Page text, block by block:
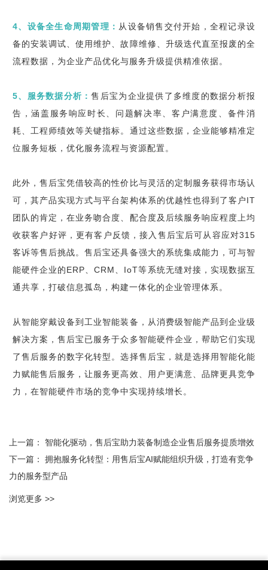
4、设备全生命周期管理： 从设备销售交付开始，全程记录设
备的安装调试、使用维护、故障维修、升级迭代直至报废的全
流程数据，为企业产品优化与服务升级提供精准依据。
5、服务数据分析：售后宝为企业提供了多维度的数据分析报
告，涵盖服务响应时长、问题解决率、客户满意度、备件消
耗、工程师绩效等关键指标。通过这些数据，企业能够精准定
位服务短板，优化服务流程与资源配置。
此外，售后宝凭借较高的性价比与灵活的定制服务获得市场认
可，其产品实现方式与平台架构体系的优越性也得到了客户IT
团队的肯定，在业务吻合度、配合度及后续服务响应程度上均
收获客户好评，更有客户反馈，接入售后宝后可从容应对315
客诉等售后挑战。售后宝还具备强大的系统集成能力，可与智
能硬件企业的ERP、CRM、IoT等系统无缝对接，实现数据互
通共享，打破信息孤岛，构建一体化的企业管理体系。
从智能穿戴设备到工业智能装备，从消费级智能产品到企业级
解决方案，售后宝已服务于众多智能硬件企业，帮助它们实现
了售后服务的数字化转型。选择售后宝，就是选择用智能化能
力赋能售后服务，让服务更高效、用户更满意、品牌更具竞争
力，在智能硬件市场的竞争中实现持续增长。
上一篇： 智能化驱动，售后宝助力装备制造企业售后服务提质增效
下一篇： 拥抱服务化转型：用售后宝AI赋能组织升级，打造有竞争
力的服务型产品
浏览更多 >>